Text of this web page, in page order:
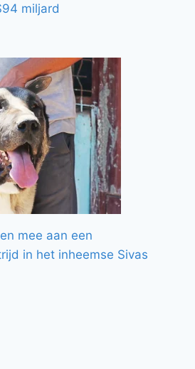
miljard
mee aan een
in het inheemse Sivas